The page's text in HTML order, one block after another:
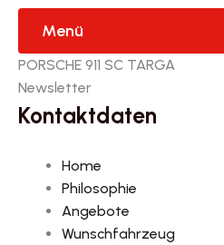
Menü
PORSCHE 911 SC TARGA
Newsletter
Kontaktdaten
Home
Philosophie
Angebote
Wunschfahrzeug